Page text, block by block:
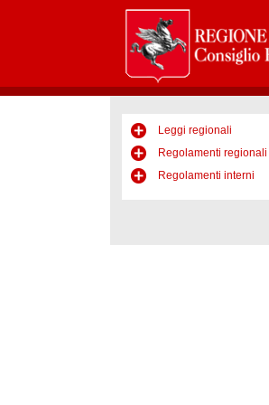
Leggi regionali
Regolamenti regionali
Regolamenti interni